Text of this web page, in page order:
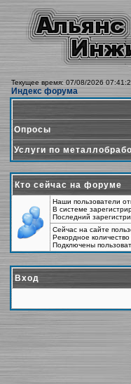
Текущее время: 07/08/2026
Индекс форума
Опросы
Услуги по
Кто сейчас на форуме
Наши пользователи
В системе
Последний
Сейчас на сайте
Рекордное количество
Подключены
Вход